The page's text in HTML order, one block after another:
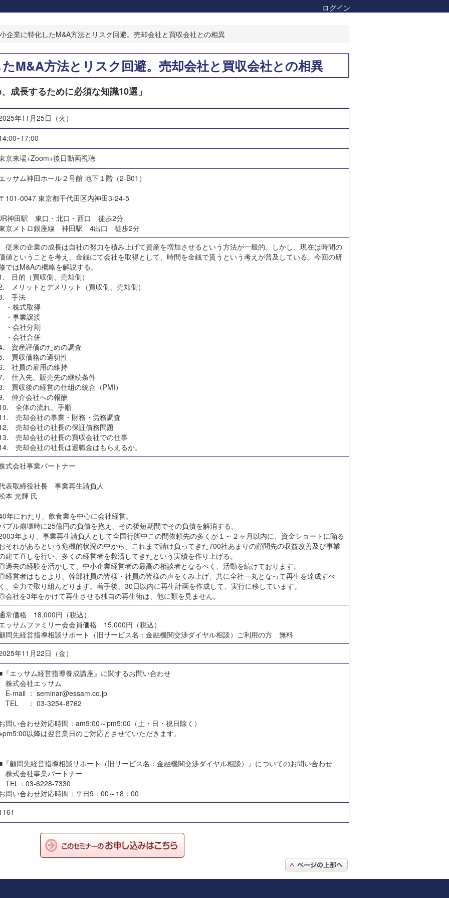
ログイン
企業に特化したM&A方法とリスク回避。売却会社と買収会社との相異
M&A方法とリスク回避。売却会社と買収会社との相異
成長するために必須な知識10選」
年11月25日（火）
京来場+Zoom+後日動画視聴
ッサム神田ホール２号館 地下１階（2-B01）
101-0047 東京都千代田区内神田3-24-5
神田駅 東口・北口・西口 徒歩2分
京メトロ銀座線 神田駅 4出口 徒歩2分
来の企業の成長は自社の努力を積み上げて資産を増加させるという方法が一般的。しかし、現在は時間の
値ということを考え、金銭にて会社を取得として、時間を金銭で貰うという考えが普及している。今回の研
ではM&Aの概略を解説する。
目的（買収側、売却側）
メリットとデメリット（買収側、売却側）
手法
株式取得
事業譲渡
会社分割
会社合併
資産評価のための調査
買収価格の適切性
社員の雇用の維持
仕入先、販売先の継続条件
買収後の経営の仕組の統合（PMI）
仲介会社への報酬
全体の流れ、手順
売却会社の事業・財務・労務調査
売却会社の社長の保証債務問題
売却会社の社長の買収会社での仕事
売却会社の社長は退職金はもらえるか。
式会社事業パートナー
表取締役社長 事業再生請負人
本 光輝 氏
年にわたり、飲食業を中心に会社経営。
ブル崩壊時に25億円の負債を抱え、その後短期間でその負債を解消する。
年より、事業再生請負人として全国行脚中この間依頼先の多くが１～２ヶ月以内に、資金ショートに陥る
それがあるという危機的状況の中から、これまで請け負ってきた700社あまりの顧問先の収益改善及び事業
建て直しを行い、多くの経営者を救済してきたという実績を作り上げる。
過去の経験を活かして、中小企業経営者の最高の相談者となるべく、活動を続けております。
経営者はもとより、幹部社員の皆様・社員の皆様の声をくみ上げ、共に全社一丸となって再生を達成すべ
、全力で取り組んどります。着手後、30日以内に再生計画を作成して、実行に移しています。
会社を3年をかけて再生させる独自の再生術は、他に類を見ません。
常価格 18,000円（税込）
ッサムファミリー会会員価格 15,000円（税込）
問先経営指導相談サポート（旧サービス名：金融機関交渉ダイヤル相談）ご利用の方 無料
年11月22日（金）
『エッサム経営指導養成講座』に関するお問い合わせ
式会社エッサム
mail ： seminar@essam.co.jp
： 03-3254-8762
問い合わせ対応時間：am9:00～pm5:00（土・日・祝日除く）
以降は翌営業日のご対応とさせていただきます。
『顧問先経営指導相談サポート（旧サービス名：金融機関交渉ダイヤル相談）』についてのお問い合わせ
式会社事業パートナー
：03-6228-7330
問い合わせ対応時間：平日9：00～18：00